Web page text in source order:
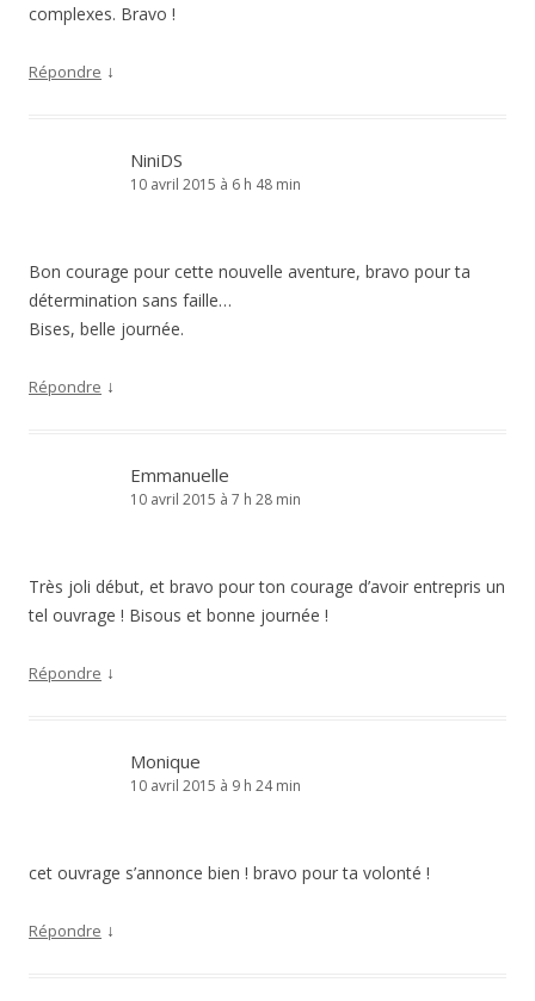
complexes. Bravo !
Répondre ↓
NiniDS
10 avril 2015 à 6 h 48 min
Bon courage pour cette nouvelle aventure, bravo pour ta
détermination sans faille…
Bises, belle journée.
Répondre ↓
Emmanuelle
10 avril 2015 à 7 h 28 min
Très joli début, et bravo pour ton courage d’avoir entrepris un
tel ouvrage ! Bisous et bonne journée !
Répondre ↓
Monique
10 avril 2015 à 9 h 24 min
cet ouvrage s’annonce bien ! bravo pour ta volonté !
Répondre ↓